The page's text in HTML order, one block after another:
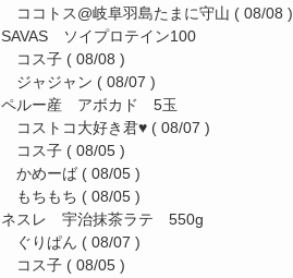
ココトス@岐阜羽島たまに守山 ( 08/08 )
SAVAS ソイプロテイン100
コス子 ( 08/08 )
ジャジャン ( 08/07 )
ペルー産 アボカド 5玉
コストコ大好き君♥️ ( 08/07 )
コス子 ( 08/05 )
かめーば ( 08/05 )
もちもち ( 08/05 )
ネスレ 宇治抹茶ラテ 550g
ぐりぱん ( 08/07 )
コス子 ( 08/05 )